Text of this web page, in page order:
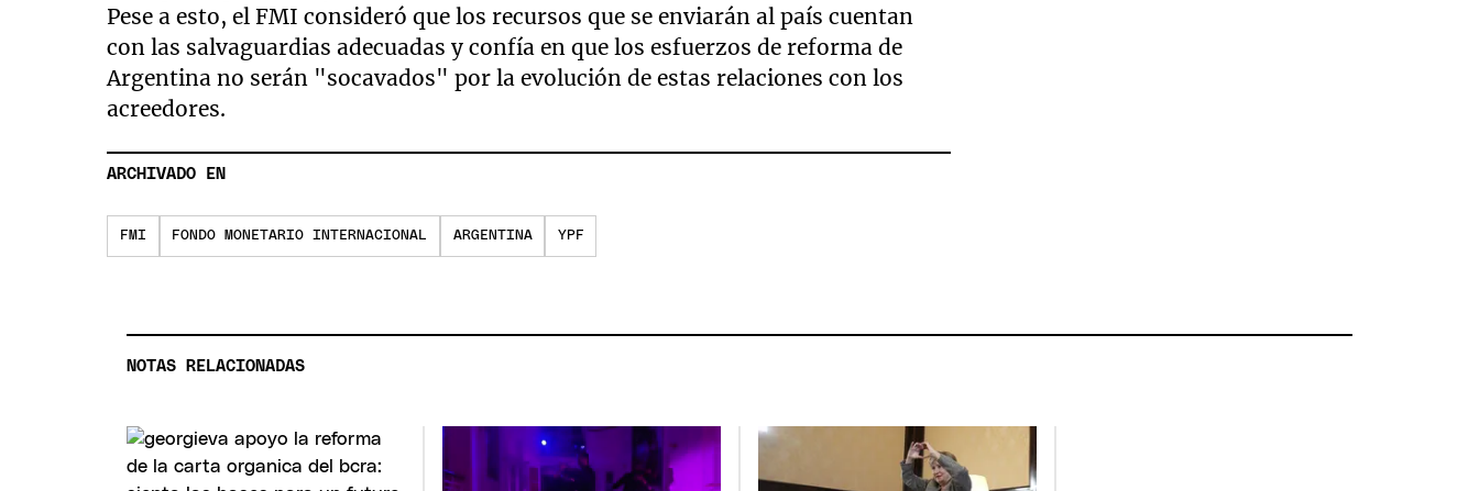
Pese a esto, el FMI consideró que los recursos que se enviarán al país cuentan
con las salvaguardias adecuadas y confía en que los esfuerzos de reforma de
Argentina no serán "socavados" por la evolución de estas relaciones con los
acreedores.
ARCHIVADO EN
FMI FONDO MONETARIO INTERNACIONAL ARGENTINA YPF
NOTAS RELACIONADAS